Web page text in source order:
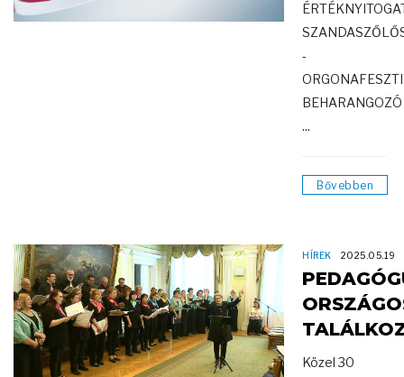
-
BEHARANGOZÓ
...
Bővebben
HÍREK 2025.05.19
Közel 30